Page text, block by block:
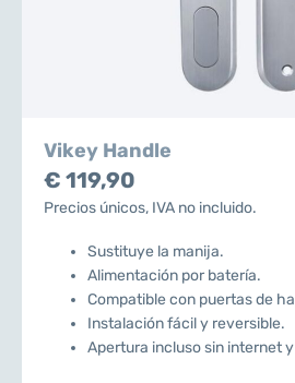
Vikey Handle
€ 119,90
Precios únicos, IVA no incluido.
Sustituye la manija.
Alimentación por batería.
Compatible con puertas de
Instalación fácil y reversible.
Apertura incluso sin internet